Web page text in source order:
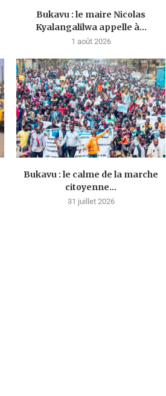
Bukavu : le maire Nicolas
Kyalangalilwa appelle à...
1 août 2026
Bukavu : le calme de la marche
citoyenne...
31 juillet 2026